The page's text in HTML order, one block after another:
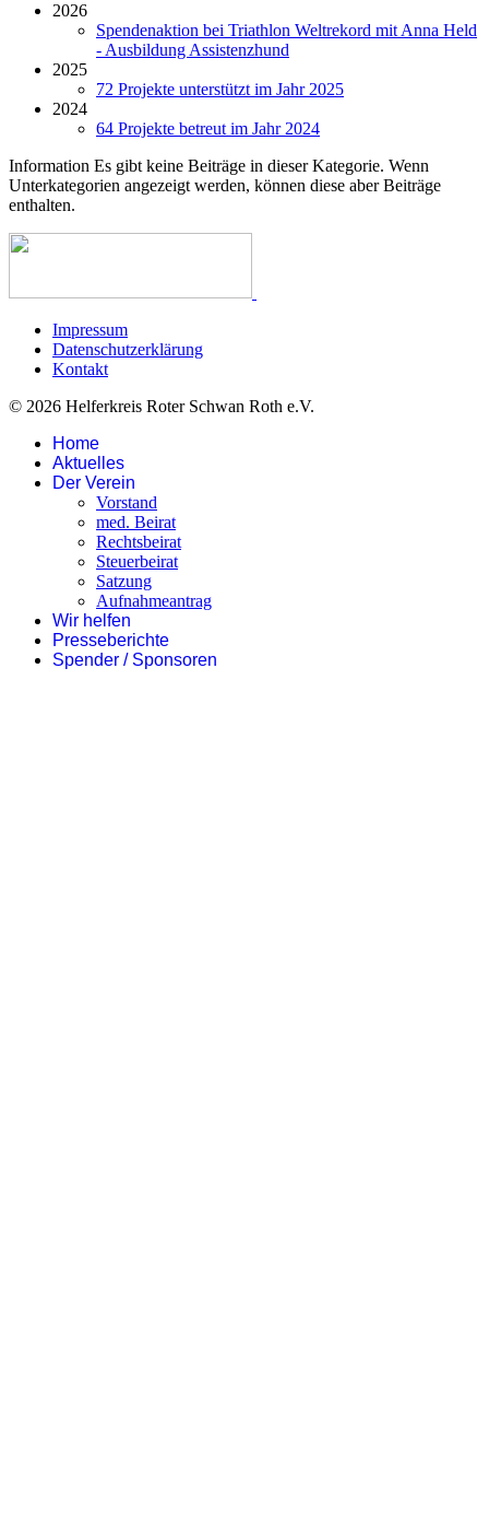
2026
Spendenaktion bei Triathlon Weltrekord mit Anna Held
- Ausbildung Assistenzhund
2025
72 Projekte unterstützt im Jahr 2025
2024
64 Projekte betreut im Jahr 2024
Information Es gibt keine Beiträge in dieser Kategorie. Wenn
Unterkategorien angezeigt werden, können diese aber Beiträge
enthalten.
Impressum
Datenschutzerklärung
Kontakt
© 2026 Helferkreis Roter Schwan Roth e.V.
Home
Aktuelles
Der Verein
Vorstand
med. Beirat
Rechtsbeirat
Steuerbeirat
Satzung
Aufnahmeantrag
Wir helfen
Presseberichte
Spender / Sponsoren